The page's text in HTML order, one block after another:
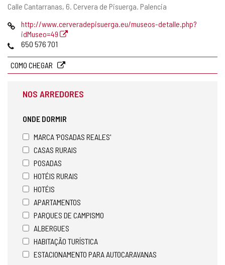
Endereço
Calle Cantarranas, 6. Cervera de Pisuerga. Palencia
Paginahttp://www.cerveradepisuerga.eu/museos-detalle.php?
idMuseo=49
Telefones
650 576 701
COMO CHEGAR
NOS ARREDORES
ONDE DORMIR
MARCA 'POSADAS REALES'
CASAS RURAIS
POSADAS
HOTÉIS RURAIS
HOTÉIS
APARTAMENTOS
PARQUES DE CAMPISMO
ALBERGUES
HABITAÇÃO TURÍSTICA
ESTACIONAMENTO PARA AUTOCARAVANAS